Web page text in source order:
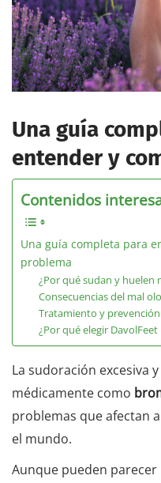
Una guía
entender y
Contenidos
Una guía completa para
problema
¿Por qué sudan y huelen
Consecuencias del mal
Tratamiento y
¿Por qué elegir DavolFeet
La sudoración excesiva
médicamente como
problemas que afectan
el mundo.
Aunque pueden